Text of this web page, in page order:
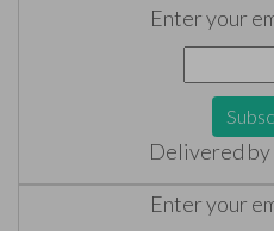
Enter your
Delivered by
Enter your